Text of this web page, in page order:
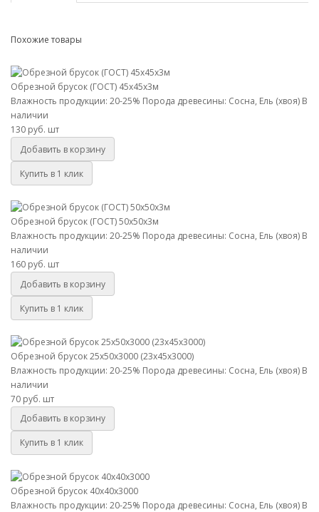
Похожие товары
Обрезной брусок (ГОСТ) 45х45х3м
Влажность продукции: 20-25% Порода древесины: Сосна, Ель (хвоя) В
наличии
130 руб. шт
Добавить в корзину
Купить в 1 клик
Обрезной брусок (ГОСТ) 50х50х3м
Влажность продукции: 20-25% Порода древесины: Сосна, Ель (хвоя) В
наличии
160 руб. шт
Добавить в корзину
Купить в 1 клик
Обрезной брусок 25х50х3000 (23х45х3000)
Влажность продукции: 20-25% Порода древесины: Сосна, Ель (хвоя) В
наличии
70 руб. шт
Добавить в корзину
Купить в 1 клик
Обрезной брусок 40х40х3000
Влажность продукции: 20-25% Порода древесины: Сосна, Ель (хвоя) В